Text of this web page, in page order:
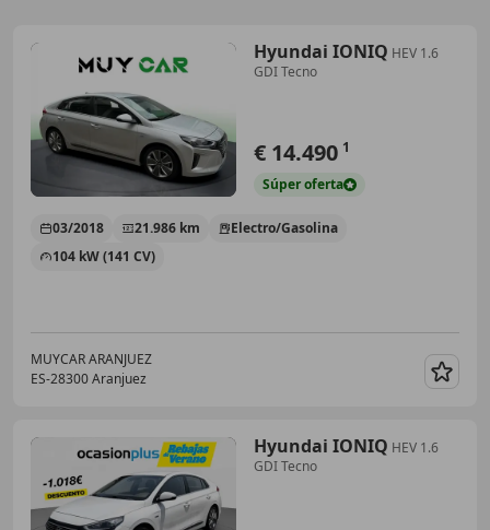
Hyundai IONIQ HEV 1.6
GDI Tecno
€ 14.490 1
Súperoferta
03/2018 21.986 km
Electro/Gasolina
104 kW (141 CV)
MUYCAR ARANJUEZ
ES-28300 Aranjuez
Hyundai IONIQ HEV 1.6
GDI Tecno